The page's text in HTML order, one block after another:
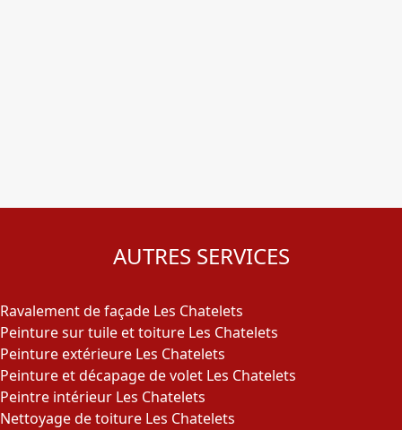
AUTRES SERVICES
Ravalement de façade Les Chatelets
Peinture sur tuile et toiture Les Chatelets
Peinture extérieure Les Chatelets
Peinture et décapage de volet Les Chatelets
Peintre intérieur Les Chatelets
Nettoyage de toiture Les Chatelets